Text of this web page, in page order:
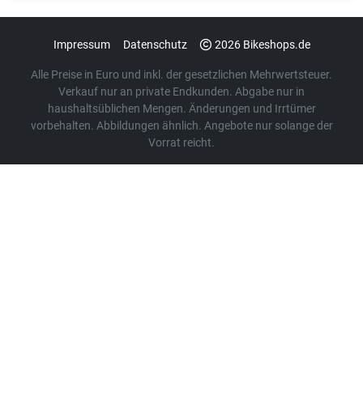
Impressum Datenschutz 2026 Bikeshops.de
Alle Preise in Euro und inkl. der gesetzlichen Mehrwertsteuer.
Verkauf nur an private Endkunden. Abgabe nur in
haushaltsüblichen Mengen. Änderungen und Irrtümer
vorbehalten. Abbildungen ähnlich. Angebote nur solange der
Vorrat reicht.